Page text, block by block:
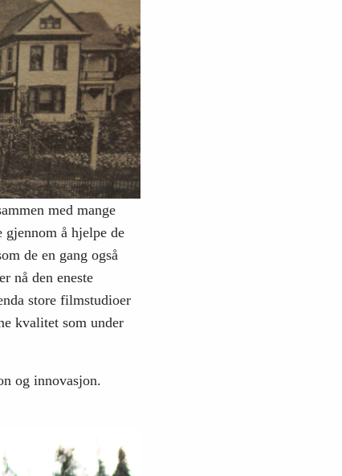
med mange
å hjelpe de
de en gang også
nå den eneste
store filmstudioer
kvalitet som under
og innovasjon.